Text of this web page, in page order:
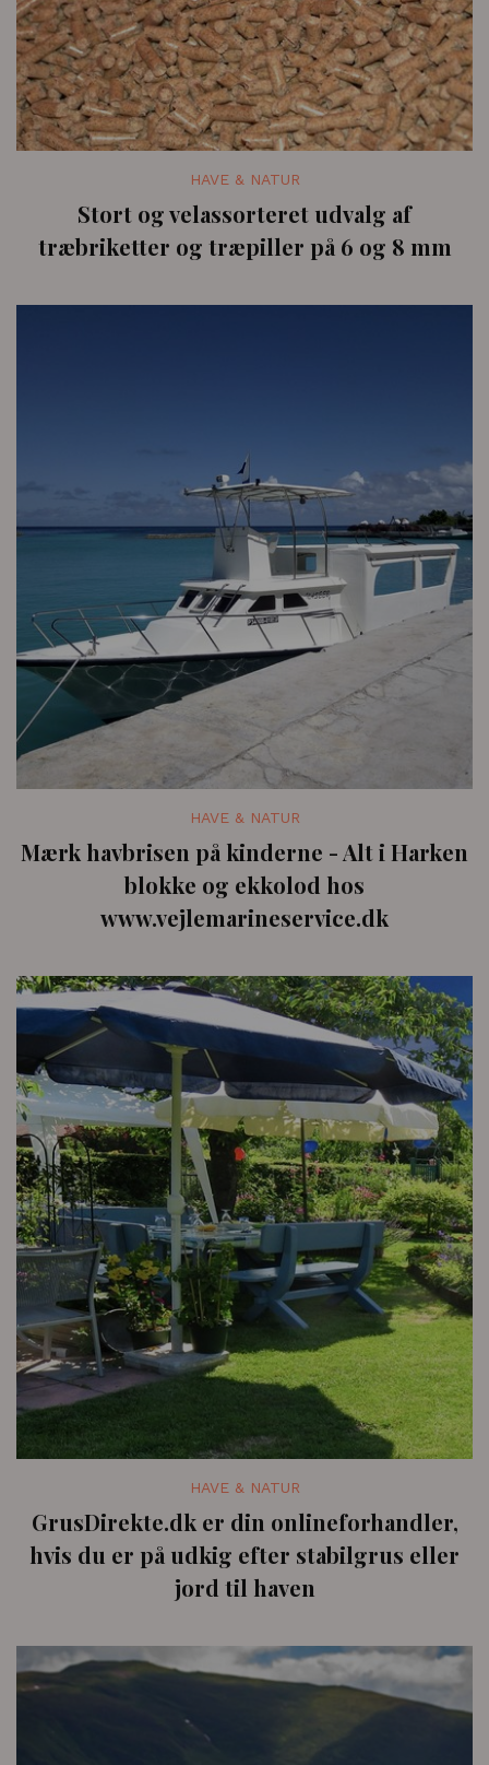
HAVE & NATUR
Stort og velassorteret udvalg af
træbriketter og træpiller på 6 og 8 mm
HAVE & NATUR
Mærk havbrisen på kinderne - Alt i Harken
blokke og ekkolod hos
www.vejlemarineservice.dk
HAVE & NATUR
GrusDirekte.dk er din onlineforhandler,
hvis du er på udkig efter stabilgrus eller
jord til haven